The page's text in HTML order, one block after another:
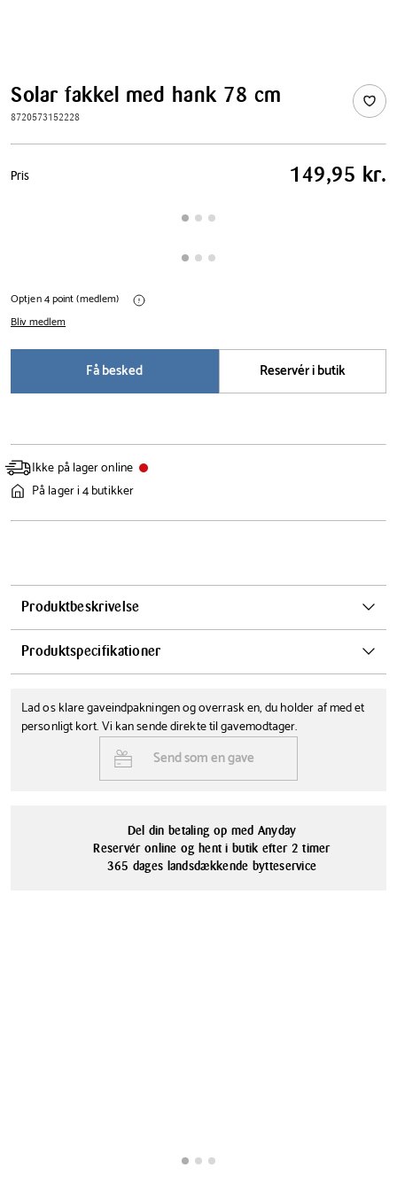
Solar fakkel med hank 78 cm
8720573152228
Pris
tabel
Pris 149,95 kr.
Optjen 4 point (medlem)
Bliv medlem
Få besked Reservér i butik
Ikke på lager online
På lager i 4 butikker
Produktbeskrivelse
LED solcelle lampe til spyd eller ophæng.
Produktspecifikationer
78 cm 12 cm
Farve Materialer
Plastik
Lad os klare gaveindpakningen og overrask en, du holder af med et
personligt kort. Vi kan sende direkte til gavemodtager.
Send som en gave
Del din betaling op med Anyday
Reservér online og hent i butik efter 2 timer
365 dages landsdækkende bytteservice